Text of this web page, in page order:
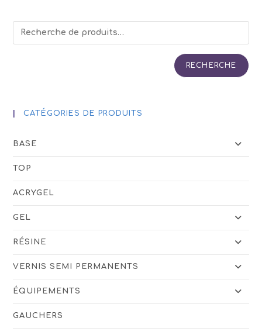
RECHERCHE
CATÉGORIES DE PRODUITS
BASE
TOP
ACRYGEL
GEL
RÉSINE
VERNIS SEMI PERMANENTS
ÉQUIPEMENTS
GAUCHERS